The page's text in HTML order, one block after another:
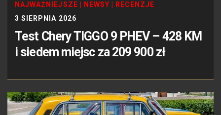
NAJWAŻNIEJSZE NEWSY
RECENZJE
3 SIERPNIA 2026
Test Chery TIGGO 9 PHEV – 428 KM
i siedem miejsc za 209 900 zł